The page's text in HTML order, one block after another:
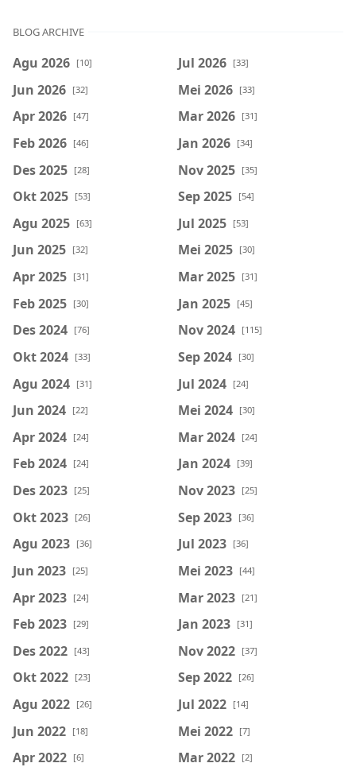
BLOG ARCHIVE
Agu 2026 [10] Jul 2026 [33]
Jun 2026 [32] Mei 2026 [33]
Apr 2026 [47] Mar 2026 [31]
Feb 2026 [46] Jan 2026 [34]
Des 2025 [28] Nov 2025 [35]
Okt 2025 [53] Sep 2025 [54]
Agu 2025 [63] Jul 2025 [53]
Jun 2025 [32] Mei 2025 [30]
Apr 2025 [31] Mar 2025 [31]
Feb 2025 [30] Jan 2025 [45]
Des 2024 [76] Nov 2024 [115]
Okt 2024 [33] Sep 2024 [30]
Agu 2024 [31] Jul 2024 [24]
Jun 2024 [22] Mei 2024 [30]
Apr 2024 [24] Mar 2024 [24]
Feb 2024 [24] Jan 2024 [39]
Des 2023 [25] Nov 2023 [25]
Okt 2023 [26] Sep 2023 [36]
Agu 2023 [36] Jul 2023 [36]
Jun 2023 [25] Mei 2023 [44]
Apr 2023 [24] Mar 2023 [21]
Feb 2023 [29] Jan 2023 [31]
Des 2022 [43] Nov 2022 [37]
Okt 2022 [23] Sep 2022 [26]
Agu 2022 [26] Jul 2022 [14]
Jun 2022 [18] Mei 2022 [7]
Apr 2022 [6] Mar 2022 [2]